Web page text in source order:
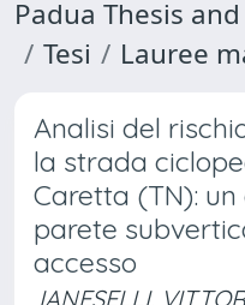
Padua Thesis
Tesi
Lauree
Analisi del
la strada
Caretta (TN):
parete
accesso
IANESELLI,